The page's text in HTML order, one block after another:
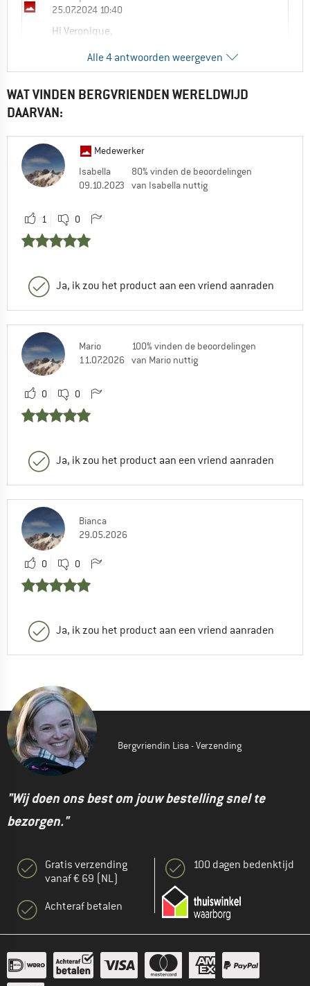
25.07.2024 10:40
Hi Veronique,
Ja, je kunt dit gebruiken met de Kelly Kettle
hobo burner.
Hartelijke groeten,
Marco
0
25.07.2024 13:20
Hi Marco, ik bedoel de hobo burger van
Ik dacht dat hij daarvoor bedoeld was
maar wil het graag zeker weten.
0 0
Deze pothouder is niet compatibel met de
Tatonka Hobo Brander
Veronique
Alle 4 antwoorden weergeven
WAT VINDEN BERGVRIENDEN WERELDWIJD
DAARVAN:
Medewerker
Isabella
09.10.2023
80% vinden de beoordelingen
van Isabella nuttig
1 0
Ja, ik zou het product aan een vriend aanraden
Mario
11.07.2026
100% vinden de beoordelingen
van Mario nuttig
0 0
Ja, ik zou het product aan een vriend aanraden
Bianca
29.05.2026
0 0
Ja, ik zou het product aan een vriend aanraden
Bergvriendin Lisa - Verzending
"Wij doen ons best om jouw bestelling snel te
bezorgen."
Gratis verzending
vanaf € 69 (NL)
Achteraf betalen
100 dagen bedenktijd